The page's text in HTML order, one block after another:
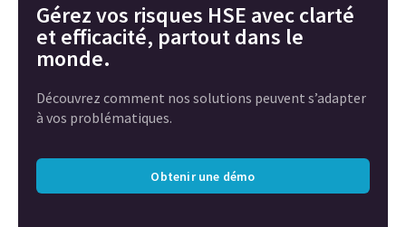
Gérez vos risques HSE avec clarté
et efficacité, partout dans le
monde.
Découvrez comment nos solutions peuvent s’adapter
à vos problématiques.
Obtenir une démo